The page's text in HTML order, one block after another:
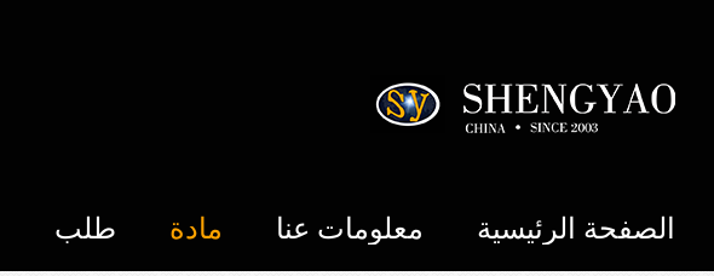
الصفحة الرئيسية معلومات عنا مادة طلب